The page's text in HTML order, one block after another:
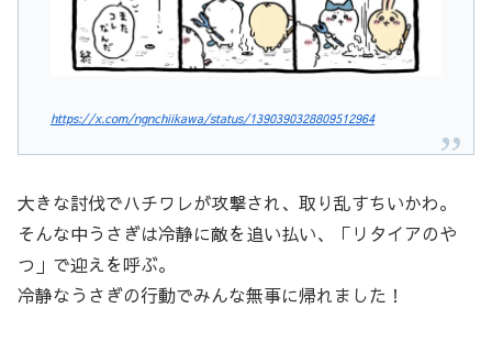
https://x.com/ngnchiikawa/status/1390390328809512964
大きな討伐でハチワレが攻撃され、取り乱すちいかわ。
そんな中うさぎは冷静に敵を追い払い、「リタイアのや
つ」で迎えを呼ぶ。
冷静なうさぎの行動でみんな無事に帰れました！